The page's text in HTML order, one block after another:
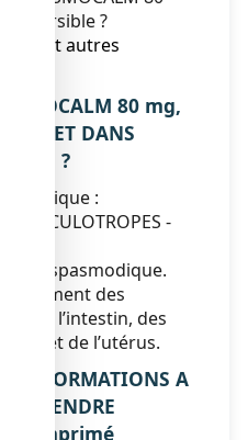
?
et autres
80 mg,
ET DANS
?
:
MUSCULOTROPES -
antispasmodique.
traitement des
de l’intestin, des
et de l’utérus.
INFORMATIONS A
PRENDRE
comprimé